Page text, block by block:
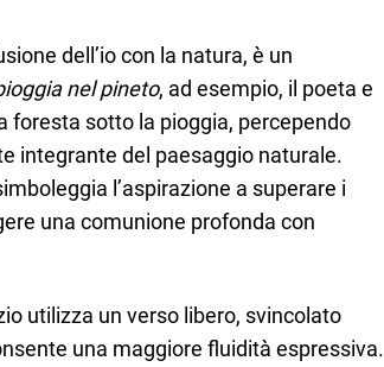
dell’io con la natura, è un
nel pineto, ad esempio, il poeta e
foresta sotto la pioggia, percependo
integrante del paesaggio naturale.
l’aspirazione a superare i
una comunione profonda con
utilizza un verso libero, svincolato
una maggiore fluidità espressiva.